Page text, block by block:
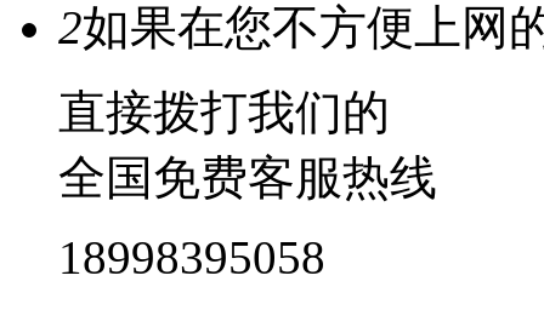
2如果在您不方便上网
直接拨打我们的
全国免费客服热线
18998395058